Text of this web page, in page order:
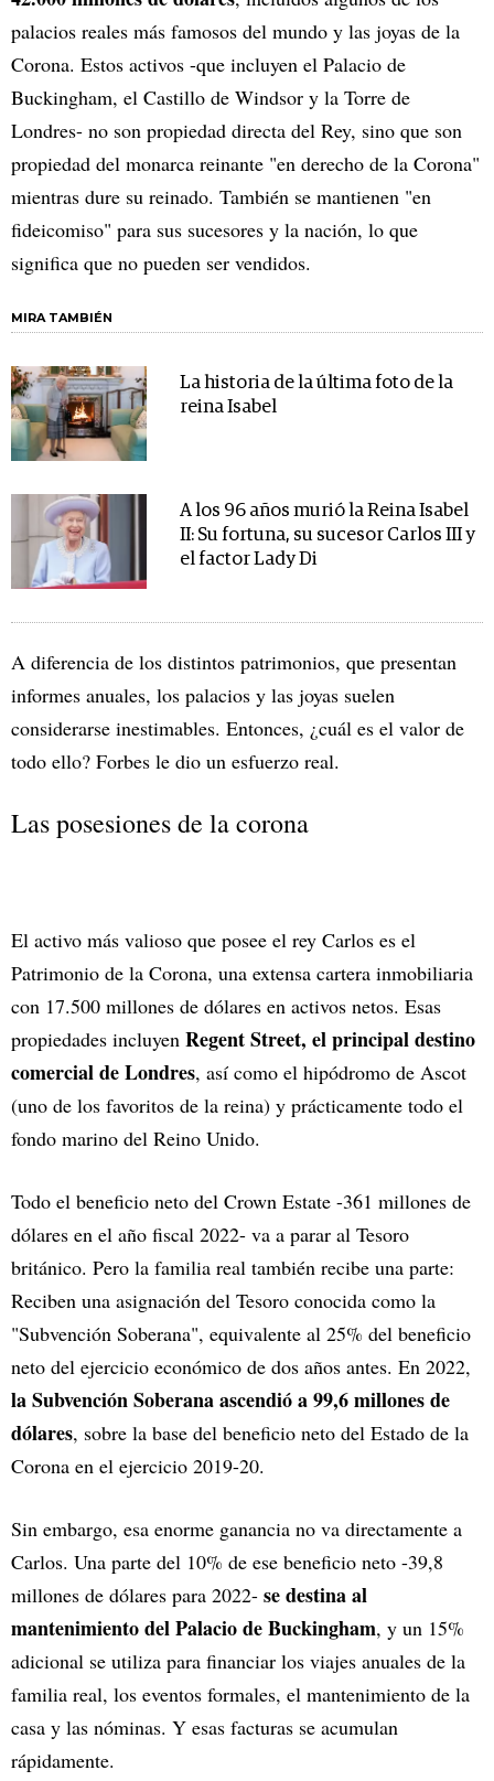
palacios reales más famosos del mundo y las joyas de la
Corona. Estos activos -que incluyen el Palacio de
Buckingham, el Castillo de Windsor y la Torre de
Londres- no son propiedad directa del Rey, sino que son
propiedad del monarca reinante "en derecho de la Corona"
mientras dure su reinado. También se mantienen "en
fideicomiso" para sus sucesores y la nación, lo que
significa que no pueden ser vendidos.
MIRA TAMBIÉN
La historia de la última foto de la
reina Isabel
A los 96 años murió la Reina Isabel
II: Su fortuna, su sucesor Carlos III y
el factor Lady Di
A diferencia de los distintos patrimonios, que presentan
informes anuales, los palacios y las joyas suelen
considerarse inestimables. Entonces, ¿cuál es el valor de
todo ello? Forbes le dio un esfuerzo real.
Las posesiones de la corona
El activo más valioso que posee el rey Carlos es el
Patrimonio de la Corona, una extensa cartera inmobiliaria
con 17.500 millones de dólares en activos netos. Esas
propiedades incluyen Regent Street, el principal destino
comercial de Londres, así como el hipódromo de Ascot
(uno de los favoritos de la reina) y prácticamente todo el
fondo marino del Reino Unido.
Todo el beneficio neto del Crown Estate -361 millones de
dólares en el año fiscal 2022- va a parar al Tesoro
británico. Pero la familia real también recibe una parte:
Reciben una asignación del Tesoro conocida como la
"Subvención Soberana", equivalente al 25% del beneficio
neto del ejercicio económico de dos años antes. En 2022,
la Subvención Soberana ascendió a 99,6 millones de
dólares, sobre la base del beneficio neto del Estado de la
Corona en el ejercicio 2019-20.
Sin embargo, esa enorme ganancia no va directamente a
Carlos. Una parte del 10% de ese beneficio neto -39,8
millones de dólares para 2022- se destina al
mantenimiento del Palacio de Buckingham, y un 15%
adicional se utiliza para financiar los viajes anuales de la
familia real, los eventos formales, el mantenimiento de la
casa y las nóminas. Y esas facturas se acumulan
rápidamente.